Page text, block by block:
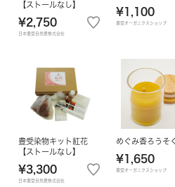
【ストールなし】
¥2,750
日本豊受自然農株式会社
¥1,100
豊受オーガニクスショップ
豊受染物キット紅花
【ストールなし】
¥3,300
日本豊受自然農株式会社
めぐみ香ろうそく
¥1,650
豊受オーガニクスショップ